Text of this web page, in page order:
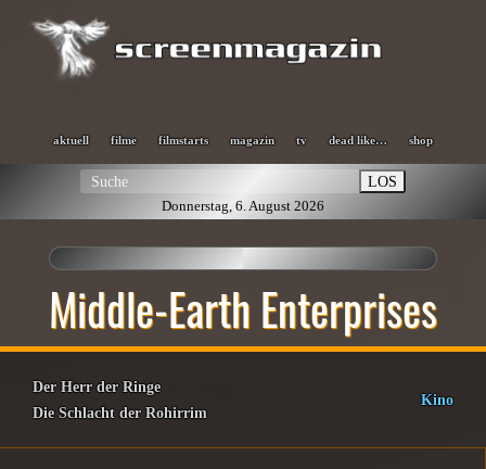
aktuell filme filmstarts magazin tv dead like… shop
LOS
Donnerstag, 6. August 2026
Middle-Earth Enterprises
Der Herr der Ringe
Die Schlacht der Rohirrim
Kino